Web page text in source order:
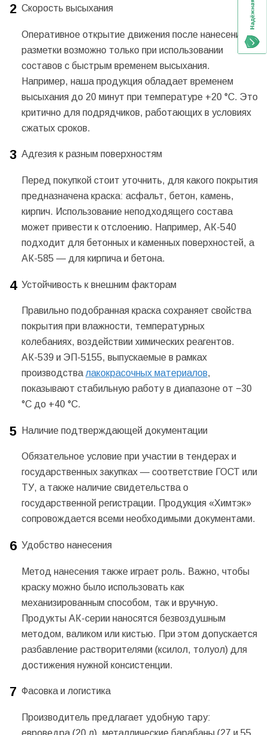
Скорость высыхания
Оперативное открытие движения после нанесения
разметки возможно только при использовании
составов с быстрым временем высыхания.
Например, наша продукция обладает временем
высыхания до 20 минут при температуре +20 °C. Это
критично для подрядчиков, работающих в условиях
сжатых сроков.
Адгезия к разным поверхностям
Перед покупкой стоит уточнить, для какого покрытия
предназначена краска: асфальт, бетон, камень,
кирпич. Использование неподходящего состава
может привести к отслоению. Например, АК-540
подходит для бетонных и каменных поверхностей, а
АК-585 — для кирпича и бетона.
Устойчивость к внешним факторам
Правильно подобранная краска сохраняет свойства
покрытия при влажности, температурных
колебаниях, воздействии химических реагентов.
АК-539 и ЭП-5155, выпускаемые в рамках
производства лакокрасочных материалов,
показывают стабильную работу в диапазоне от −30
°C до +40 °C.
Наличие подтверждающей документации
Обязательное условие при участии в тендерах и
государственных закупках — соответствие ГОСТ или
ТУ, а также наличие свидетельства о
государственной регистрации. Продукция «Химтэк»
сопровождается всеми необходимыми документами.
Удобство нанесения
Метод нанесения также играет роль. Важно, чтобы
краску можно было использовать как
механизированным способом, так и вручную.
Продукты АК-серии наносятся безвоздушным
методом, валиком или кистью. При этом допускается
разбавление растворителями (ксилол, толуол) для
достижения нужной консистенции.
Фасовка и логистика
Производитель предлагает удобную тару:
евроведра (20 л), металлические барабаны (27 и 55